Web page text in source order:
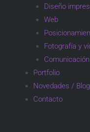
Diseño
Web
Fotografía y
Portfolio
Novedades / Blog
Contacto